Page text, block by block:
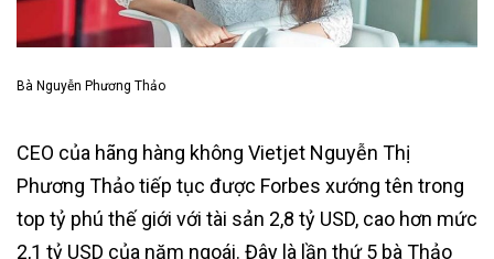
Bà Nguyễn Phương Thảo
CEO của hãng hàng không Vietjet Nguyễn Thị
Phương Thảo tiếp tục được Forbes xướng tên trong
top tỷ phú thế giới với tài sản 2,8 tỷ USD, cao hơn mức
2,1 tỷ USD của năm ngoái. Đây là lần thứ 5 bà Thảo